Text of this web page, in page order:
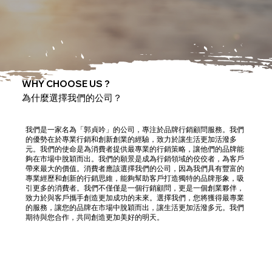
WHY CHOOSE US ?
為什麼選擇我們的公司？
我們是一家名為「郭貞吟」的公司，專注於品牌行銷顧問服務。我們
的優勢在於專業行銷和創新創業的經驗，致力於讓生活更加活潑多
元。我們的使命是為消費者提供最專業的行銷策略，讓他們的品牌能
夠在市場中脫穎而出。我們的願景是成為行銷領域的佼佼者，為客戶
帶來最大的價值。消費者應該選擇我們的公司，因為我們具有豐富的
專業經歷和創新的行銷思維，能夠幫助客戶打造獨特的品牌形象，吸
引更多的消費者。我們不僅僅是一個行銷顧問，更是一個創業夥伴，
致力於與客戶攜手創造更加成功的未來。選擇我們，您將獲得最專業
的服務，讓您的品牌在市場中脫穎而出，讓生活更加活潑多元。我們
期待與您合作，共同創造更加美好的明天。